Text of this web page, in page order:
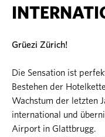
Grüezi Zürich!
Die Sensation ist
Bestehen der
Wachstum der letzten
international und
Airport in Glattbrugg.